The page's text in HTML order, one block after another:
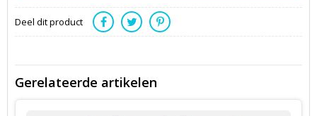
Deel dit product
Gerelateerde artikelen